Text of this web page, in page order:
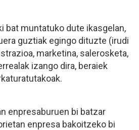
bat muntatuko dute ikasgelan,
guztiak egingo dituzte (irudi
marketina, salerosketa,
izango dira, beraiek
enpresaburuen bi batzar
enpresa bakoitzeko bi